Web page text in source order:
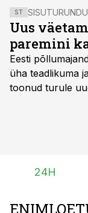
ST
Uus
paremini
Eesti
üha teadlikuma
toonud turule
24H